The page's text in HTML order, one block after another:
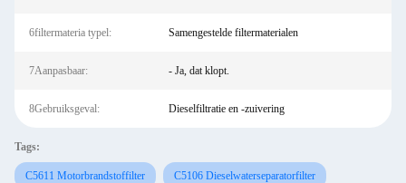
6filtermateria typel: Samengestelde filtermaterialen
7Aanpasbaar: - Ja, dat klopt.
8Gebruiksgeval: Dieselfiltratie en -zuivering
Tags:
C5611 Motorbrandstoffilter C5106 Dieselwaterseparatorfilter